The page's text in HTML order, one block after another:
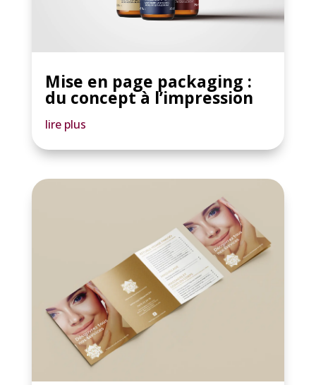
Mise en page packaging :
du concept à l’impression
lire plus